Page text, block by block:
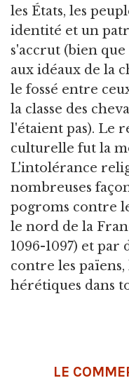
les États, les
identité et un
s'accrut (bien
aux idéaux de la
le fossé entre
la classe des
l'étaient pas). Le
culturelle fut la
L'intolérance
nombreuses
pogroms contre
le nord de la
1096-1097) et par
contre les païens,
hérétiques dans
LE